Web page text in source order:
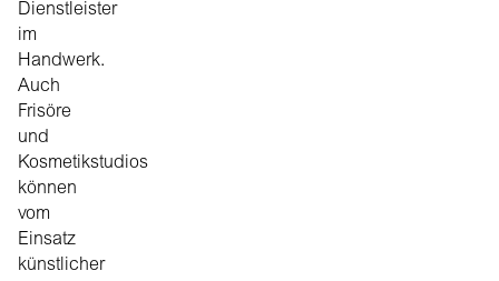
Dienstleister
im
Handwerk.
Auch
Frisöre
und
Kosmetikstudios
können
vom
Einsatz
künstlicher